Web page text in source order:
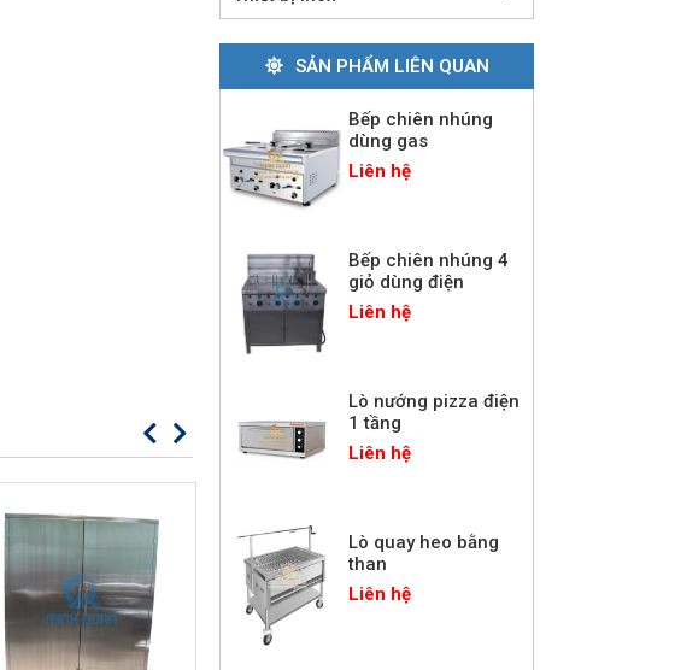
SẢN PHẨM LIÊN QUAN
Bếp chiên nhúng
dùng gas
Liên hệ
Bếp chiên nhúng 4
giỏ dùng điện
Liên hệ
Lò nướng pizza điện
1 tầng
Liên hệ
Lò quay heo bằng
than
Liên hệ